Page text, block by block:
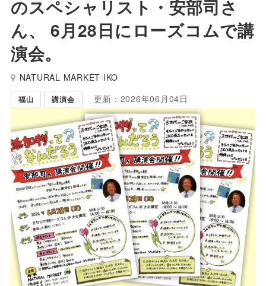
のスペシャリスト・安部司さ
ん、 6月28日にローズコムで講
演会。
NATURAL MARKET IKO
福山 講演会 更新：2026年06月04日